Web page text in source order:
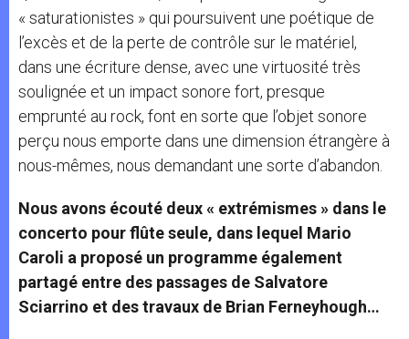
« saturationistes » qui poursuivent une poétique de
l’excès et de la perte de contrôle sur le matériel,
dans une écriture dense, avec une virtuosité très
soulignée et un impact sonore fort, presque
emprunté au rock, font en sorte que l’objet sonore
perçu nous emporte dans une dimension étrangère à
nous-mêmes, nous demandant une sorte d’abandon.
Nous avons écouté deux « extrémismes » dans le
concerto pour flûte seule, dans lequel Mario
Caroli a proposé un programme également
partagé entre des passages de Salvatore
Sciarrino et des travaux de Brian Ferneyhough…